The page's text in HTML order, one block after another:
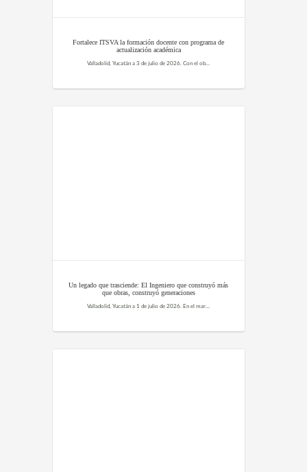
Fortalece ITSVA la formación docente con programa de
actualización académica
Valladolid, Yucatán a 3 de julio de 2026. Con el objetivo de fortalecer la calidad educativa y consolidar el desarrollo profesional de su planta docente, el ITSVA llevó a cabo el programa de clausura de los cursos de actualización docente, realizados del 29 de junio...
Un legado que trasciende: El Ingeniero que construyó más
que obras, construyó generaciones
Valladolid, Yucatán a 1 de julio de 2026. En el marco del Día del Ingeniero, hoy no solo celebramos una profesión, celebramos historias que han dejado huella profunda en nuestra ciudad. Historias que viven en cada calle, en cada edificio… y en cada alumno que...